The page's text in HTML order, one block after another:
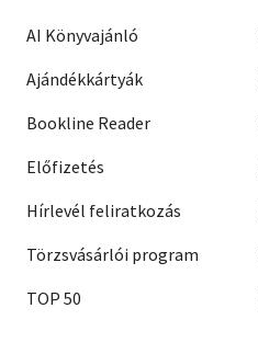
AI Könyvajánló
Ajándékkártyák
Bookline Reader
Előfizetés
Hírlevél feliratkozás
Törzsvásárlói program
TOP 50